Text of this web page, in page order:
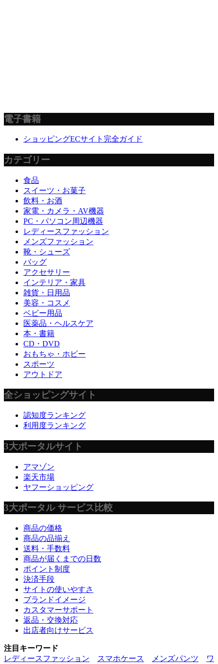
電子書籍
ショッピングECサイト完全ガイド
カテゴリー
食品
スイーツ・お菓子
飲料・お酒
家電・カメラ・AV機器
PC・パソコン周辺機器
レディースファッション
メンズファッション
靴・シューズ
バッグ
アクセサリー
インテリア・家具
雑貨・日用品
美容・コスメ
ベビー用品
医薬品・ヘルスケア
本・書籍
CD・DVD
おもちゃ・ホビー
スポーツ
アウトドア
全ショッピングサイト
認知度ランキング
利用度ランキング
3大ポータルサイト
アマゾン
楽天市場
ヤフーショッピング
3大ポータル サービス比較
商品の価格
商品の品揃え
送料・手数料
商品が届くまでの日数
ポイント制度
決済手段
サイトの使いやすさ
ブランドイメージ
カスタマーサポート
返品・交換対応
出店者向けサービス
注目キーワード
レディースファッション
スマホケース メンズパンツ ワ